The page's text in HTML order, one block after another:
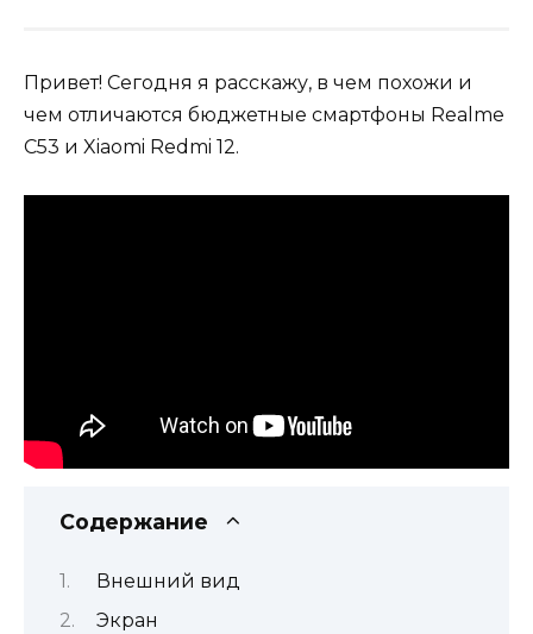
Привет! Сегодня я расскажу, в чем похожи и
чем отличаются бюджетные смартфоны Realme
C53 и Xiaomi Redmi 12.
Содержание
Внешний вид
Экран